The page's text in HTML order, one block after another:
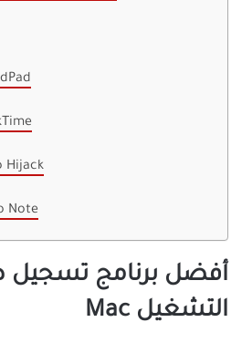
Hijack
Note
أفضل برنامج تسجيل
التشغيل Mac